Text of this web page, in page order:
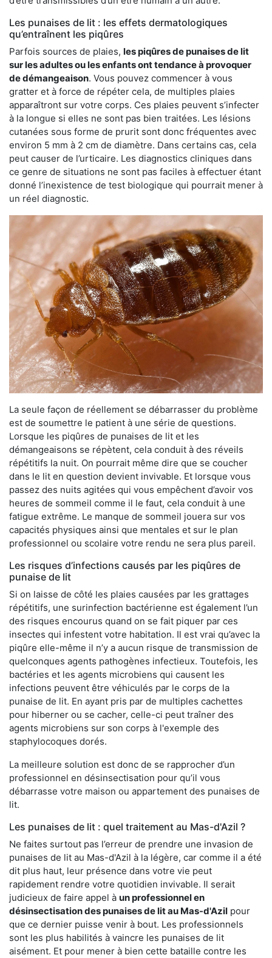
Les punaises de lit : les effets dermatologiques
qu’entraînent les piqûres
Parfois sources de plaies, les piqûres de punaises de lit
sur les adultes ou les enfants ont tendance à provoquer
de démangeaison. Vous pouvez commencer à vous
gratter et à force de répéter cela, de multiples plaies
apparaîtront sur votre corps. Ces plaies peuvent s’infecter
à la longue si elles ne sont pas bien traitées. Les lésions
cutanées sous forme de prurit sont donc fréquentes avec
environ 5 mm à 2 cm de diamètre. Dans certains cas, cela
peut causer de l’urticaire. Les diagnostics cliniques dans
ce genre de situations ne sont pas faciles à effectuer étant
donné l’inexistence de test biologique qui pourrait mener à
un réel diagnostic.
La seule façon de réellement se débarrasser du problème
est de soumettre le patient à une série de questions.
Lorsque les piqûres de punaises de lit et les
démangeaisons se répètent, cela conduit à des réveils
répétitifs la nuit. On pourrait même dire que se coucher
dans le lit en question devient invivable. Et lorsque vous
passez des nuits agitées qui vous empêchent d’avoir vos
heures de sommeil comme il le faut, cela conduit à une
fatigue extrême. Le manque de sommeil jouera sur vos
capacités physiques ainsi que mentales et sur le plan
professionnel ou scolaire votre rendu ne sera plus pareil.
Les risques d’infections causés par les piqûres de
punaise de lit
Si on laisse de côté les plaies causées par les grattages
répétitifs, une surinfection bactérienne est également l’un
des risques encourus quand on se fait piquer par ces
insectes qui infestent votre habitation. Il est vrai qu’avec la
piqûre elle-même il n’y a aucun risque de transmission de
quelconques agents pathogènes infectieux. Toutefois, les
bactéries et les agents microbiens qui causent les
infections peuvent être véhiculés par le corps de la
punaise de lit. En ayant pris par de multiples cachettes
pour hiberner ou se cacher, celle-ci peut traîner des
agents microbiens sur son corps à l'exemple des
staphylocoques dorés.
La meilleure solution est donc de se rapprocher d’un
professionnel en désinsectisation pour qu’il vous
débarrasse votre maison ou appartement des punaises de
lit.
Les punaises de lit : quel traitement au Mas-d'Azil ?
Ne faites surtout pas l’erreur de prendre une invasion de
punaises de lit au Mas-d'Azil à la légère, car comme il a été
dit plus haut, leur présence dans votre vie peut
rapidement rendre votre quotidien invivable. Il serait
judicieux de faire appel à un professionnel en
désinsectisation des punaises de lit au Mas-d'Azil pour
que ce dernier puisse venir à bout. Les professionnels
sont les plus habilités à vaincre les punaises de lit
aisément. Et pour mener à bien cette bataille contre les